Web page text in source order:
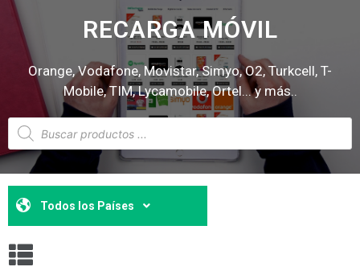
RECARGA MÓVIL
Orange, Vodafone, Movistar, Simyo, O2, Turkcell, T-
Mobile, TIM, Lycamobile, Ortel... y más..
Todos los Países